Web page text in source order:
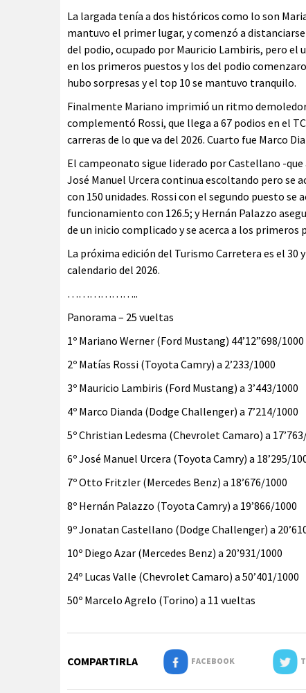
La largada tenía a dos históricos como lo son
mantuvo el primer lugar, y comenzó a
del podio, ocupado por Mauricio Lambiris, pero el
en los primeros puestos y los del podio
hubo sorpresas y el top 10 se mantuvo tranquilo.
Finalmente Mariano imprimió un ritmo
complementó Rossi, que llega a 67 podios en el
carreras de lo que va del 2026. Cuarto fue Marco
El campeonato sigue liderado por Castellano -
José Manuel Urcera continua escoltando pero se
con 150 unidades. Rossi con el segundo puesto
funcionamiento con 126.5; y Hernán Palazzo
de un inicio complicado y se acerca a los primeros
La próxima edición del Turismo Carretera es el 30
calendario del 2026.
………………..
Panorama – 25 vueltas
1º Mariano Werner (Ford Mustang) 44’12”698/1000
2º Matías Rossi (Toyota Camry) a 2’233/1000
3º Mauricio Lambiris (Ford Mustang) a 3’443/1000
4º Marco Dianda (Dodge Challenger) a 7’214/1000
5º Christian Ledesma (Chevrolet Camaro) a
6º José Manuel Urcera (Toyota Camry) a 18’295/
7º Otto Fritzler (Mercedes Benz) a 18’676/1000
8º Hernán Palazzo (Toyota Camry) a 19’866/1000
9º Jonatan Castellano (Dodge Challenger) a
10º Diego Azar (Mercedes Benz) a 20’931/1000
24º Lucas Valle (Chevrolet Camaro) a 50’401/1000
50º Marcelo Agrelo (Torino) a 11 vueltas
COMPARTIRLA FACEBOOK